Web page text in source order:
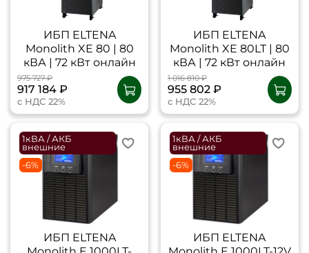
ИБП ELTENA
Monolith XE 80 | 80
кВА | 72 кВт онлайн
975 727 ₽
917 184 ₽
с НДС 22%
ИБП ELTENA
Monolith XE 80LT | 80
кВА | 72 кВт онлайн
1 016 810 ₽
955 802 ₽
с НДС 22%
1кВА / АКБ
внешние
-6%
ИБП ELTENA
1кВА / АКБ
внешние
-6%
ИБП ELTENA